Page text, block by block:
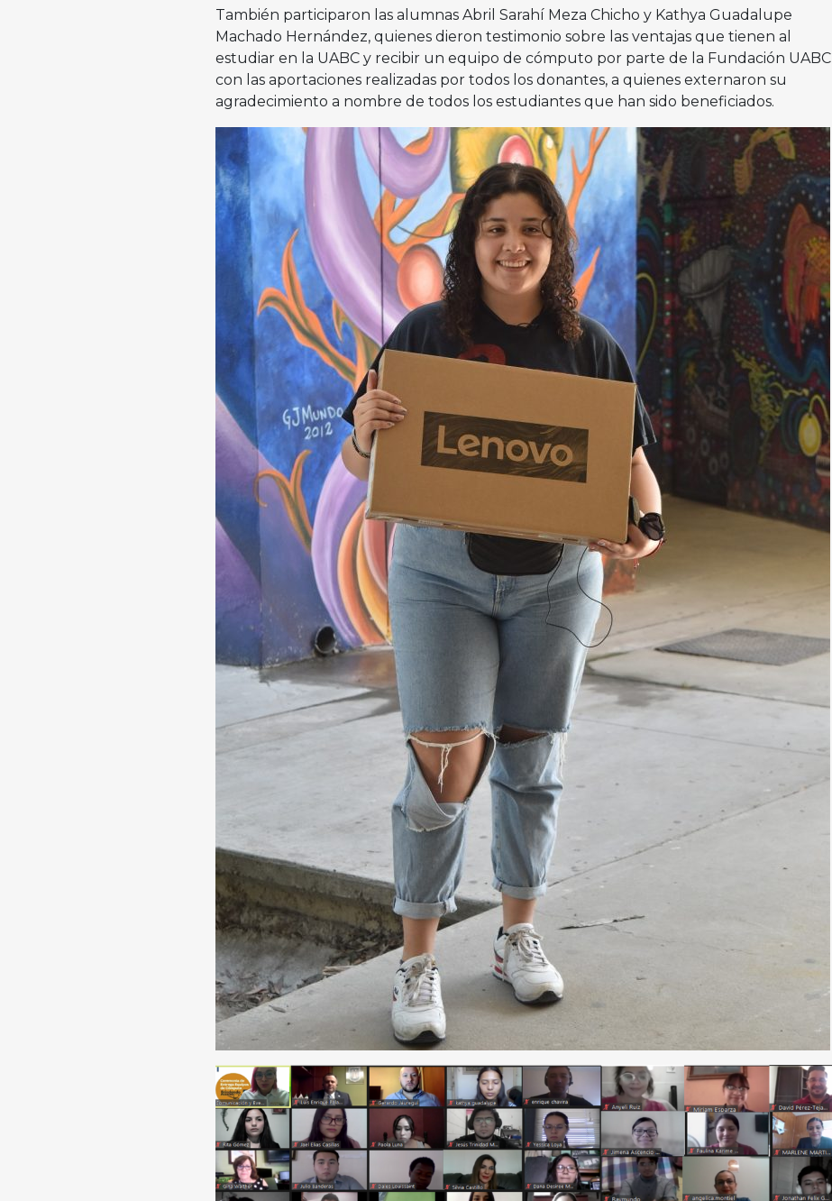
También participaron las alumnas Abril Sarahí Meza Chicho y Kathya Guadalupe
Machado Hernández, quienes dieron testimonio sobre las ventajas que tienen al
estudiar en la UABC y recibir un equipo de cómputo por parte de la Fundación UABC
con las aportaciones realizadas por todos los donantes, a quienes externaron su
agradecimiento a nombre de todos los estudiantes que han sido beneficiados.